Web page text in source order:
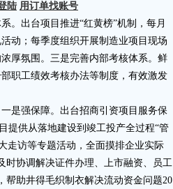
陆 用订单找账号
。出台项目推进“红黄榜”机制，每月
动；每季度组织开展制造业项目现场
厚氛围。三是完善内部考核体系。鲜
职工绩效考核办法等制度，有效激发
是强保障。出台招商引资项目服务保
提供从落地建设到竣工投产全过程“管
走访等专题活动，全面摸排企业实际
时协调解决证件办理、上市融资、员工
帮助井得毛织制衣解决流动资金问题20